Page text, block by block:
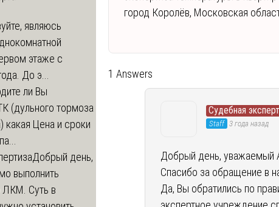
город Королёв, Московская
1 Answers
Судебная
Staff 3 года назад
Добрый день, уважаемый
Спасибо за обращение в
Да, Вы обратились по
являюсь
этаже с
До э...
ли Вы
(дульного тормоза
какая Цена и сроки
Добрый день,
выполнить
ЛКМ. Суть в